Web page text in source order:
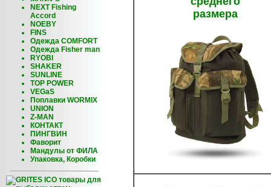
NEXT Fishing
Accord
NOEBY
FINS
Одежда COMFORT
Одежда Fisher man
RYOBI
SHAKER
SUNLINE
TOP POWER
VEGaS
Поплавки WORMIX
UNION
Z-MAN
КОНТАКТ
ПИНГВИН
Фаворит
Мандулы от ФИЛА
Упаковка, Коробки
размера